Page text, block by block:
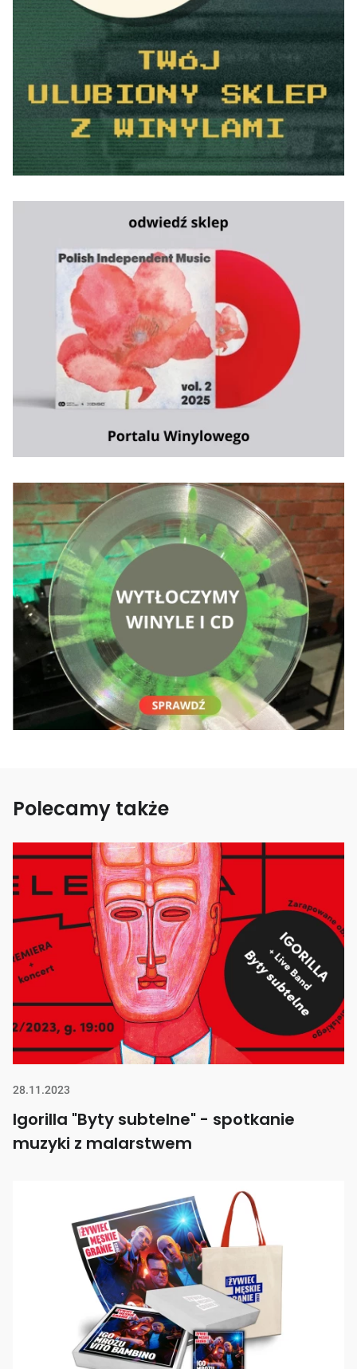
Polecamy także
28.11.2023
Igorilla "Byty subtelne" - spotkanie
muzyki z malarstwem